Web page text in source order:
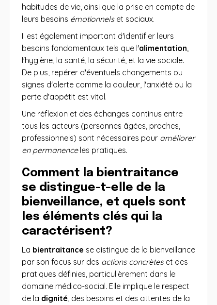
habitudes de vie, ainsi que la prise en compte de
leurs besoins émotionnelset sociaux.
Il est également important d'identifier leurs
besoins fondamentaux tels que l'alimentation,
l'hygiène, la santé, la sécurité, et la vie sociale.
De plus, repérer d'éventuels changements ou
signes d'alerte comme la douleur, l'anxiété ou la
perte d'appétit est vital.
Une réflexion et des échanges continus entre
tous les acteurs (personnes âgées, proches,
professionnels) sont nécessaires pour améliorer
en permanenceles pratiques.
Comment la bientraitance
se distingue-t-elle de la
bienveillance, et quels sont
les éléments clés qui la
caractérisent?
La bientraitance se distingue de la bienveillance
par son focus sur des actions concrèteset des
pratiques définies, particulièrement dans le
domaine médico-social. Elle implique le respect
de la dignité, des besoins et des attentes de la